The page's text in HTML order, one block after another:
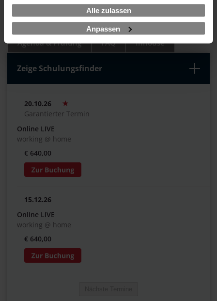
gesammelt haben.
Alle zulassen
Anpassen
Termine & Buchen
Inhalt
Agenda & Prüfung
FAQ Inhouse
Zeige Schulungsfinder
20.10.26
Garantierter Termin
Online LIVE
working @ home
€ 640,00
15.12.26
Online LIVE
working @ home
€ 640,00